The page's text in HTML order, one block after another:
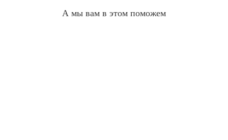
А мы вам в этом поможем